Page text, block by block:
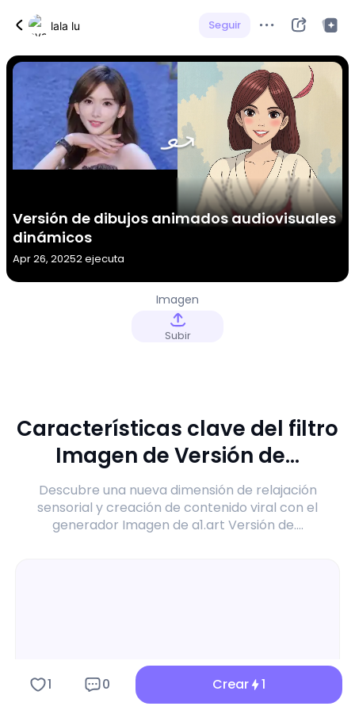
lala lu Seguir
Versión de dibujos animados audiovisuales
dinámicos
Apr 26, 20252 ejecuta
Imagen
Subir
Características clave del filtro
Imagen de Versión de...
Descubre una nueva dimensión de relajación
sensorial y creación de contenido viral con el
generador Imagen de a1.art Versión de....
1 0 Crear 1